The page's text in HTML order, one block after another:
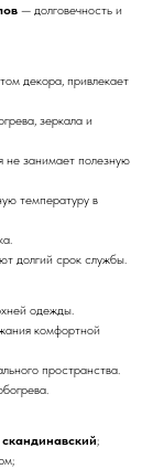
— долговечность и
декора, привлекает
зеркала и
не занимает полезную
температуру в
долгий срок службы.
одежды.
комфортной
пространства.
;